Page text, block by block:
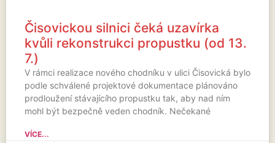
Čisovickou silnici čeká uzavírka
kvůli rekonstrukci propustku (od 13.
7.)
V rámci realizace nového chodníku v ulici Čisovická bylo
podle schválené projektové dokumentace plánováno
prodloužení stávajícího propustku tak, aby nad ním
mohl být bezpečně veden chodník. Nečekané
VÍCE...